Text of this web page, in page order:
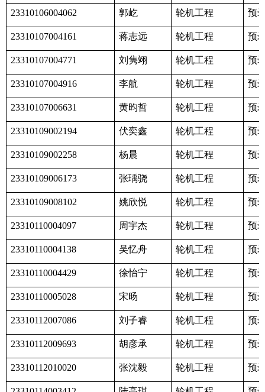
23310106004062 郭屹 轮机工程 预
23310107004161 蒋志远 轮机工程 预
23310107004771 刘隽翊 轮机工程 预
23310107004916 李航 轮机工程 预
23310107006631 黄昀哲 轮机工程 预
23310109002194 伏奕鑫 轮机工程 预
23310109002258 杨晨 轮机工程 预
23310109006173 张瑀骁 轮机工程 预
23310109008102 姚欣悦 轮机工程 预
23310110004097 周宇杰 轮机工程 预
23310110004138 吴忆舟 轮机工程 预
23310110004429 徐怡宁 轮机工程 预
23310110005028 宋旸 轮机工程 预
23310112007086 刘子睿 轮机工程 预
23310112009693 胡彦承 轮机工程 预
23310112010020 张沈毅 轮机工程 预